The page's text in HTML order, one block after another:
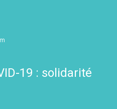
19 : solidarité